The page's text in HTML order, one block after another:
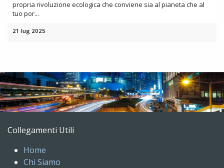
propria rivoluzione ecologica che conviene sia al pianeta che al
tuo por...
21 lug 2025
Collegamenti Utili
Home
Chi Siamo